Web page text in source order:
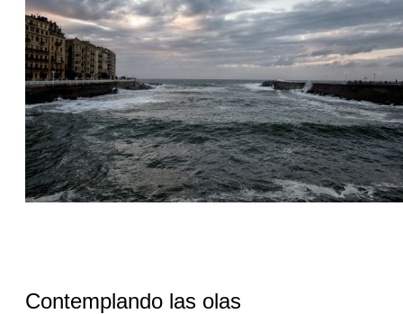
Contemplando las olas